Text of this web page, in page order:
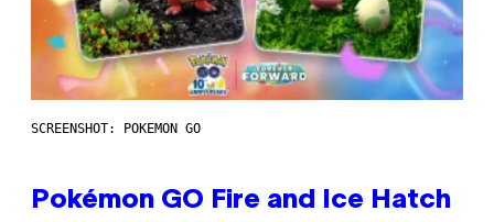
SCREENSHOT: POKEMON GO
Pokémon GO Fire and Ice Hatch